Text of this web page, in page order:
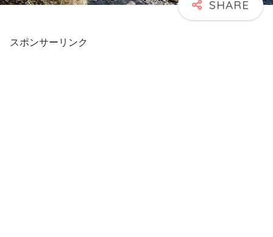
スポンサーリンク